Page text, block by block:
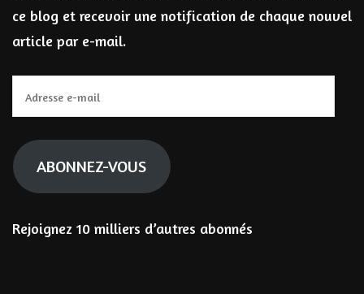
ce blog et recevoir une notification de chaque nouvel
article par e-mail.
e-
mail
ABONNEZ-VOUS
Rejoignez 10 milliers d’autres abonnés